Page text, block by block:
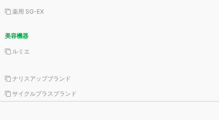
薬用 SG-EX
美容機器
ルミエ
ナリスアップブランド
サイクルプラスブランド